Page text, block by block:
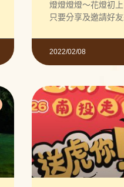
燈燈燈燈～花燈初
只要分享及邀請好
2022/02/08